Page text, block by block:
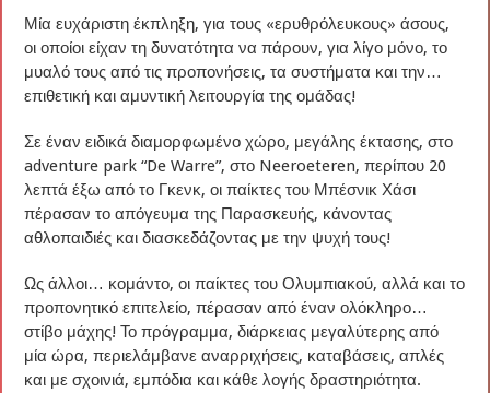
Μία ευχάριστη έκπληξη, για τους «ερυθρόλευκους» άσους,
οι οποίοι είχαν τη δυνατότητα να πάρουν, για λίγο μόνο, το
μυαλό τους από τις προπονήσεις, τα συστήματα και την…
επιθετική και αμυντική λειτουργία της ομάδας!
Σε έναν ειδικά διαμορφωμένο χώρο, μεγάλης έκτασης, στο
adventure park “De Warre”, στο Neeroeteren, περίπου 20
λεπτά έξω από το Γκενκ, οι παίκτες του Μπέσνικ Χάσι
πέρασαν το απόγευμα της Παρασκευής, κάνοντας
αθλοπαιδιές και διασκεδάζοντας με την ψυχή τους!
Ως άλλοι… κομάντο, οι παίκτες του Ολυμπιακού, αλλά και το
προπονητικό επιτελείο, πέρασαν από έναν ολόκληρο…
στίβο μάχης! Το πρόγραμμα, διάρκειας μεγαλύτερης από
μία ώρα, περιελάμβανε αναρριχήσεις, καταβάσεις, απλές
και με σχοινιά, εμπόδια και κάθε λογής δραστηριότητα.